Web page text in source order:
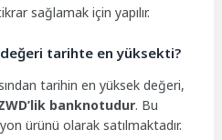
sağlamak için yapılır.
tarihte en yüksekti?
tarihin en yüksek değeri,
banknotudur. Bu
ürünü olarak satılmaktadır.